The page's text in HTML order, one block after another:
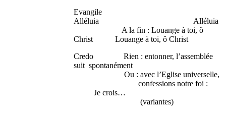
Evangile
Alléluia Alléluia
A la fin : Louange à toi, ô
Christ Louange à toi, ô Christ
Credo Rien : entonner, l’assemblée
suit spontanément
Ou : avec l’Eglise universelle,
confessions notre foi :
Je crois…
(variantes)